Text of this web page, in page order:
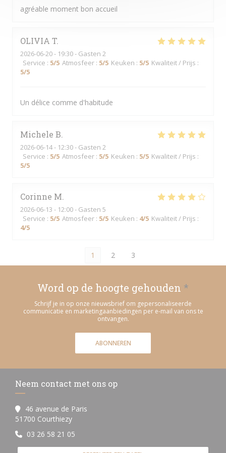
agréable moment bon accueil
OLIVIA T
2026-06-20- 19:30 - Gasten 2
Service : 5/5 Atmosfeer : 5/5 Keuken : 5/5 Kwaliteit / Prijs :
5/5
Un délice comme d'habitude
Michele B
2026-06-14- 12:30 - Gasten 2
Service : 5/5 Atmosfeer : 5/5 Keuken : 5/5 Kwaliteit / Prijs :
5/5
Corinne M
2026-06-13 - 12:00 - Gasten 5
Service : 5/5 Atmosfeer : 5/5 Keuken : 4/5 Kwaliteit / Prijs :
4/5
1 2 3
Word op de hoogte gehouden *
Schrijf je in op onze nieuwsbrief om gepersonaliseerde
communicatie en marketingaanbiedingen per e-mail van ons te
ontvangen.
ABONNEREN
Neem contact met ons op
46 avenue de Paris
51700 Courthiezy((opent in een nieuw venster))
03 26 58 21 05